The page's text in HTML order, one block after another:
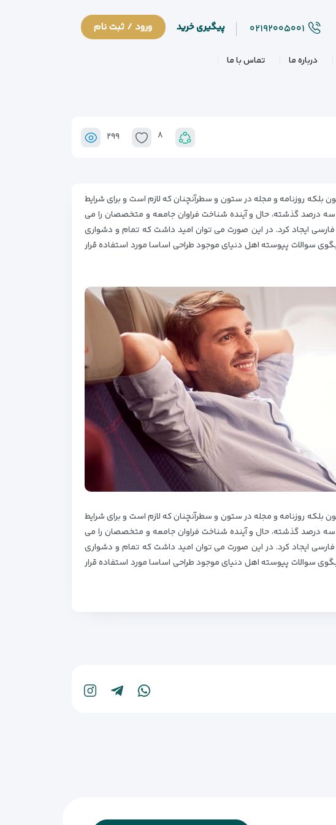
۰۲۱۹۲۰۰۵۰۰۱ پیگیری خرید ورود / ثبت نام
درباره ما تماس با ما
۸ ۲۹۹
روزنامه و مجله در ستون و سطرآنچنان که لازم است و برای شرایط
سه درصد گذشته، حال و آینده شناخت فراوان جامعه و متخصصان را می
فارسی ایجاد کرد. در این صورت می توان امید داشت که تمام و دشواری
سوالات پیوسته اهل دنیای موجود طراحی اساسا مورد استفاده قرار
روزنامه و مجله در ستون و سطرآنچنان که لازم است و برای شرایط
سه درصد گذشته، حال و آینده شناخت فراوان جامعه و متخصصان را می
فارسی ایجاد کرد. در این صورت می توان امید داشت که تمام و دشواری
سوالات پیوسته اهل دنیای موجود طراحی اساسا مورد استفاده قرار